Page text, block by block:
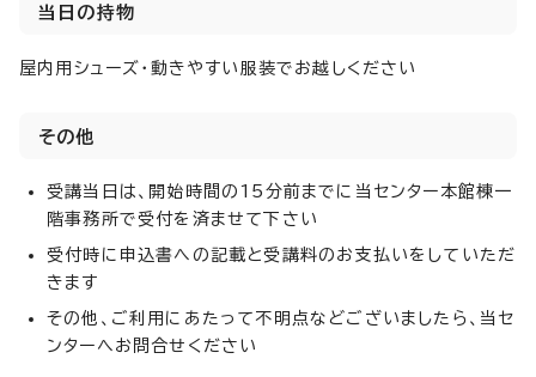
当日の持物
屋内用シューズ・動きやすい服装でお越しください
その他
受講当日は、開始時間の15分前までに当センター本館棟一
階事務所で受付を済ませて下さい
受付時に申込書への記載と受講料のお支払いをしていただ
きます
その他、ご利用にあたって不明点などございましたら、当セ
ンターへお問合せください